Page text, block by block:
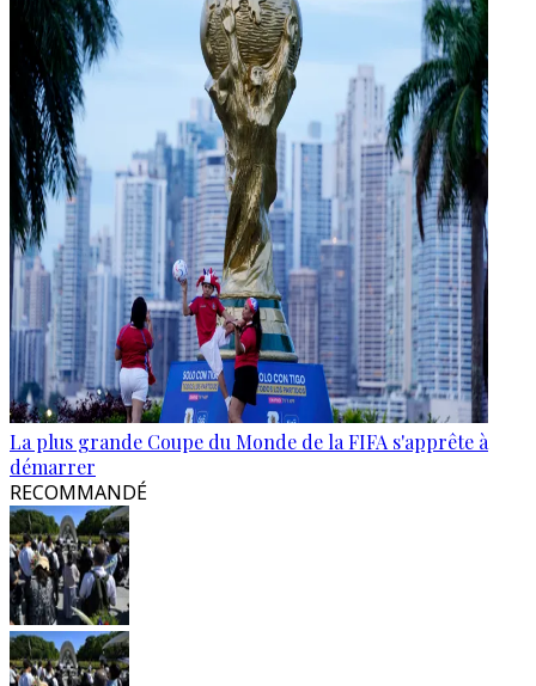
La plus grande Coupe du Monde de la FIFA s'apprête à
démarrer
RECOMMANDÉ